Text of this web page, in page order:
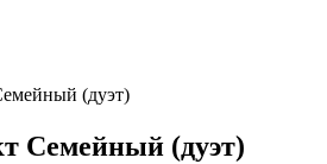
(дуэт)
Семейный (дуэт)